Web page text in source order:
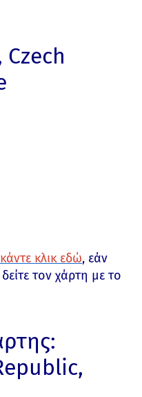
κλικ εδώ, εάν
τον χάρτη με το